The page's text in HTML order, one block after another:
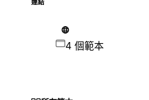
連結
4 個範本